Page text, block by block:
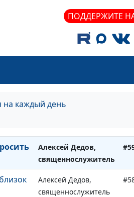
ПОДДЕРЖИТЕ
на каждый день
Алексей Дедов,
Алексей Дедов,
Алексей Дедов,
священнослужитель
Алексей Дедов,
священнослужитель